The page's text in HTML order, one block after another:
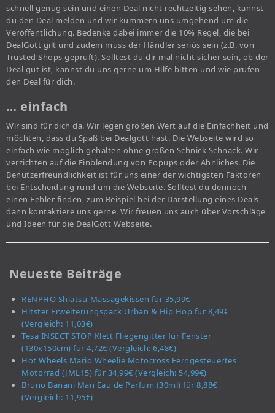
schnell genug sein und einen Deal nicht rechtzeitig sehen, kannst
du den Deal melden und wir kümmern uns umgehend um die
Veröffentlichung. Bedenke dabei immer die 10% Regel, die bei
DealGott gilt und zudem muss der Händler seriös sein (z.B. von
Trusted Shops geprüft). Solltest du dir mal nicht sicher sein, ob der
Deal gut ist, kannst du uns gerne um Hilfe bitten und wie prüfen
den Deal für dich.
… einfach
Wir sind für dich da. Wir legen großen Wert auf die Einfachheit und
möchten, dass du Spaß bei Dealgott hast. Die Webseite wird so
einfach wie möglich gehalten ohne großen Schnick Schnack. Wir
verzichten auf die Einblendung von Popups oder Ähnliches. Die
Benutzerfreundlichkeit ist für uns einer der wichtigsten Faktoren
bei Entscheidung rund um die Webseite. Solltest du dennoch
einen Fehler finden, zum Beispiel bei der Darstellung eines Deals,
dann kontaktiere uns gerne. Wir freuen uns auch über Vorschläge
und Ideen für die DealGott Webseite.
Neueste Beiträge
RENPHO Shiatsu-Massagekissen für 35,99€
Hitster Erweiterungspack Urban & Hip Hop für 8,49€
(Vergleich: 11,03€)
Tesa INSECT STOP Klett Fliegengitter für Fenster
(130x150cm) für 4,72€ (Vergleich: 6,48€)
Hot Wheels Mario Wheelie Motocross Ferngesteuertes
Motorrad (JML15) für 34,99€ (Vergleich: 54,99€)
Bruno Banani Man Eau de Parfum (30ml) für 8,88€
(Vergleich: 11,95€)